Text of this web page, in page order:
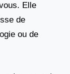
Elle
de
ou de